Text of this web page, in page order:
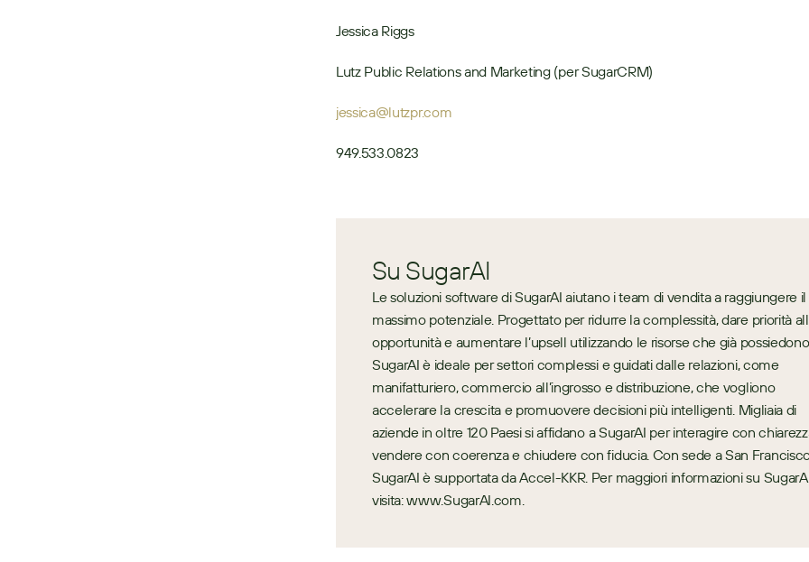
Jessica Riggs
Lutz Public Relations and Marketing (per SugarCRM)
jessica@lutzpr.com
949.533.0823
Su SugarAI
Le soluzioni software di SugarAI aiutano i team di vendita a raggiungere
massimo potenziale. Progettato per ridurre la complessità, dare priorità
opportunità e aumentare l’upsell utilizzando le risorse che già
SugarAI è ideale per settori complessi e guidati dalle relazioni, come
manifatturiero, commercio all’ingrosso e distribuzione, che vogliono
accelerare la crescita e promuovere decisioni più intelligenti. Migliaia di
aziende in oltre 120 Paesi si affidano a SugarAI per interagire con
vendere con coerenza e chiudere con fiducia. Con sede a San
SugarAI è supportata da Accel-KKR. Per maggiori informazioni su
visita: www.SugarAI.com.